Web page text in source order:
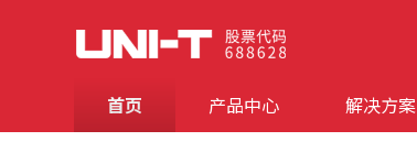
首页 产品中心 解决方案